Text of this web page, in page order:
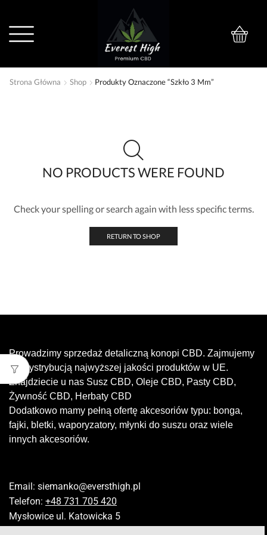
Strona Główna Shop Produkty Oznaczone “szkło 3 Mm”
NO PRODUCTS WERE FOUND
Check your spelling or search again with less specific terms.
RETURN TO SHOP
Prowadzimy sprzedaż detaliczną konopi CBD. Zajmujemy
się dystrybucją najwyższej jakości produktów w UE.
Znajdziecie u nas Susz CBD, Oleje CBD, Pasty CBD,
Żywność CBD, Herbaty CBD
Dodatkowo mamy pełną ofertę akcesoriów typu: bonga,
fajki, bletki, waporyzatory, młynki do suszu oraz wiele
innych akcesoriów.
Email: siemanko@eversthigh.pl
Telefon: +48 731 705 420
Mysłowice ul. Katowicka 5